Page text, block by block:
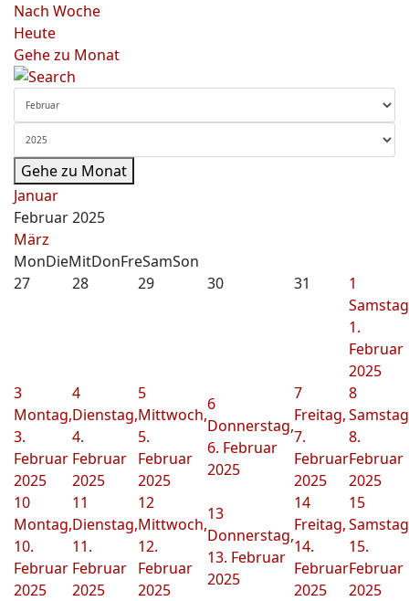
Nach Woche
Heute
Gehe zu Monat
Gehe zu Monat
Januar
Februar 2025
März
MonDieMitDonFreSamSon
27
28 29 30 31
1
1.
Februar
2025
3
Montag,
3.
Februar
2025
4
Dienstag,
4.
Februar
2025
5
Mittwoch,
5.
Februar
2025
6
Donnerstag,
6. Februar
2025
7
Freitag,
7.
Februar
2025
8
8.
Februar
2025
10
Montag,
10.
Februar
2025
11
Dienstag,
11.
Februar
2025
12
Mittwoch,
12.
Februar
2025
13
Donnerstag,
13. Februar
2025
14
Freitag,
14.
Februar
2025
15
15.
Februar
2025